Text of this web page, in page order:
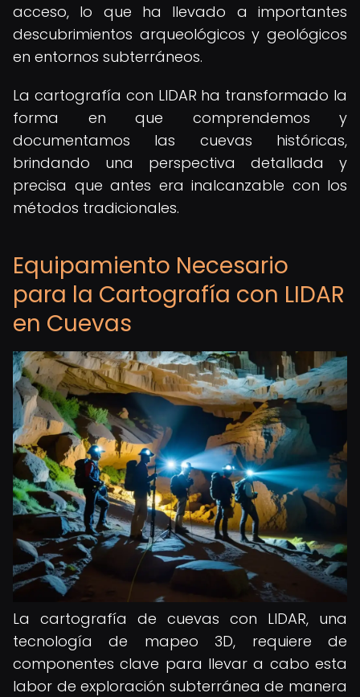
acceso, lo que ha llevado a importantes
descubrimientos arqueológicos y geológicos
en entornos subterráneos.
La cartografía con LIDAR ha transformado la
forma en que comprendemos y
documentamos las cuevas históricas,
brindando una perspectiva detallada y
precisa que antes era inalcanzable con los
métodos tradicionales.
Equipamiento Necesario
para la Cartografía con LIDAR
en Cuevas
La cartografía de cuevas con LIDAR, una
tecnología de mapeo 3D, requiere de
componentes clave para llevar a cabo esta
labor de exploración subterránea de manera